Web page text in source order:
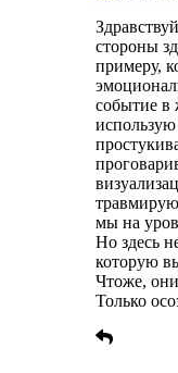
стороны
примеру,
событие в
мы на
Но здесь
которую
Чтоже,
Только